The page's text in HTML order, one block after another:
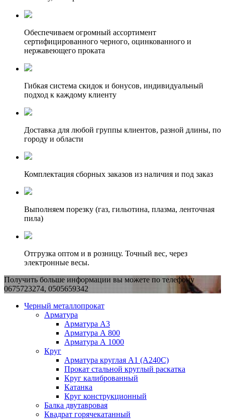
Обеспечиваем огромный ассортимент
сертифицированного черного, оцинкованного и
нержавеющего проката
Гибкая система скидок и бонусов, индивидуальный
подход к каждому клиенту
Доставка для любой группы клиентов, разной длины, по
городу и области
Комплектация сборных заказов из наличия и под заказ
Выполняем порезку (газ, гильотина, плазма, ленточная
пила)
Отгрузка оптом и в розницу. Точный вес, через
электронные весы.
Получить больше информации вы можете по телефону
0675723274, 0505659342
Черный металлопрокат
Арматура
Арматура А3
Арматура А 800
Арматура А 1000
Круг
Арматура круглая А1 (А240C)
Прокат стальной круглый раскатка
Круг калиброванный
Катанка
Круг конструкционный
Балка двутавровая
Квадрат горячекатанный